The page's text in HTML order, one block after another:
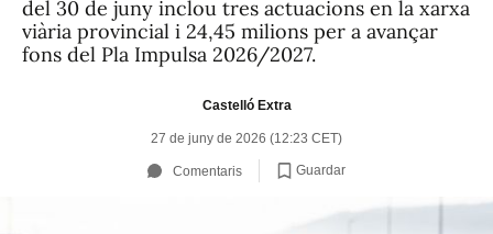
del 30 de juny inclou tres actuacions en la xarxa
viària provincial i 24,45 milions per a avançar
fons del Pla Impulsa 2026/2027.
Castelló Extra
27 de juny de 2026 (12:23 CET)
Comentaris Guardar